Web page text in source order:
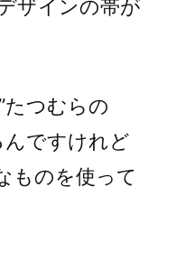
ザインの帯が
たつむらの
ですけれど
ものを使って